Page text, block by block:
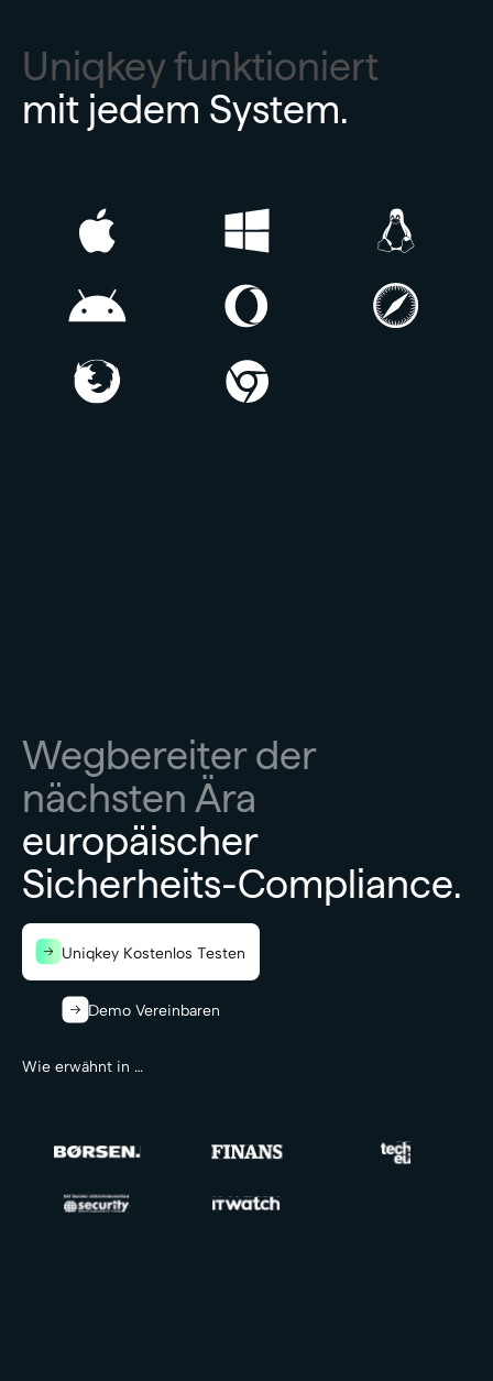
Uniqkey funktioniert
mit jedem System.
Wegbereiter der
nächsten Ära
europäischer
Sicherheits-Compliance.
Uniqkey Kostenlos Testen
Demo Vereinbaren
Wie erwähnt in …